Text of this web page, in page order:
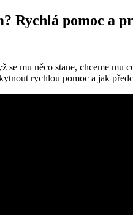
Rychlá pomoc a
se mu něco stane, chceme
rychlou pomoc a jak